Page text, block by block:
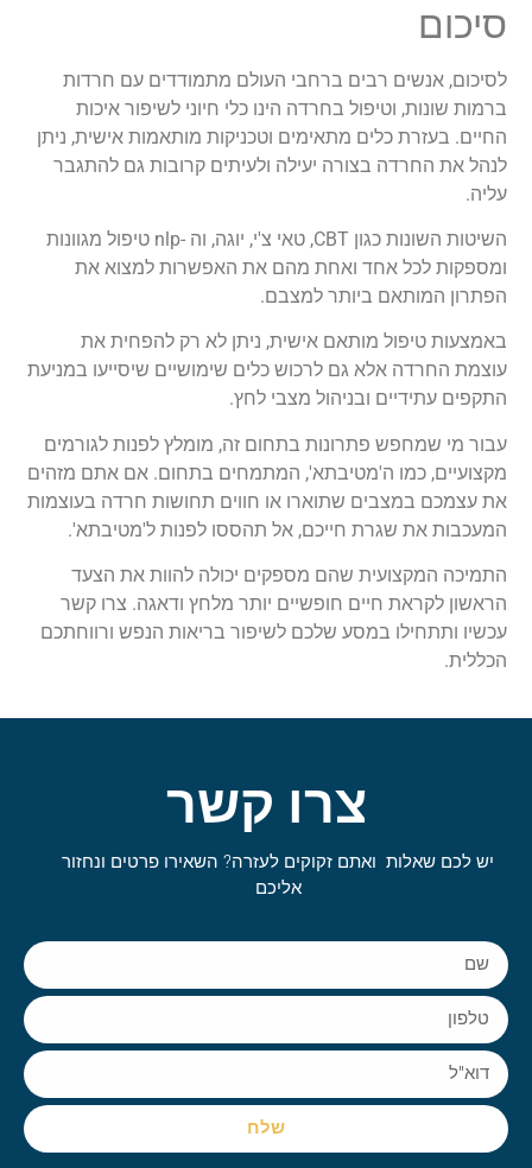
סיכום
לסיכום, אנשים רבים ברחבי העולם מתמודדים עם חרדות
ברמות שונות, וטיפול בחרדה הינו כלי חיוני לשיפור איכות
החיים. בעזרת כלים מתאימים וטכניקות מותאמות אישית, ניתן
לנהל את החרדה בצורה יעילה ולעיתים קרובות גם להתגבר
עליה.
השיטות השונות כגון CBT, טאי צ'י, יוגה, וה -nlp טיפול מגוונות
ומספקות לכל אחד ואחת מהם את האפשרות למצוא את
הפתרון המותאם ביותר למצבם.
באמצעות טיפול מותאם אישית, ניתן לא רק להפחית את
עוצמת החרדה אלא גם לרכוש כלים שימושיים שיסייעו במניעת
התקפים עתידיים ובניהול מצבי לחץ.
עבור מי שמחפש פתרונות בתחום זה, מומלץ לפנות לגורמים
מקצועיים, כמו ה'מטיבתא', המתמחים בתחום. אם אתם מזהים
את עצמכם במצבים שתוארו או חווים תחושות חרדה בעוצמות
המעכבות את שגרת חייכם, אל תהססו לפנות ל'מטיבתא'.
התמיכה המקצועית שהם מספקים יכולה להוות את הצעד
הראשון לקראת חיים חופשיים יותר מלחץ ודאגה. צרו קשר
עכשיו ותתחילו במסע שלכם לשיפור בריאות הנפש ורווחתכם
הכללית.
צרו קשר
יש לכם שאלות ואתם זקוקים לעזרה? השאירו פרטים ונחזור
אליכם
שלח